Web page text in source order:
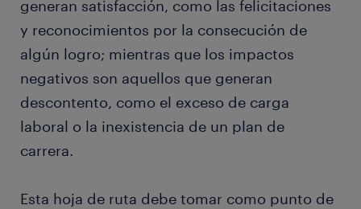
generan satisfacción, como las felicitaciones
y reconocimientos por la consecución de
algún logro; mientras que los impactos
negativos son aquellos que generan
descontento, como el exceso de carga
laboral o la inexistencia de un plan de
carrera.
Esta hoja de ruta debe tomar como punto de